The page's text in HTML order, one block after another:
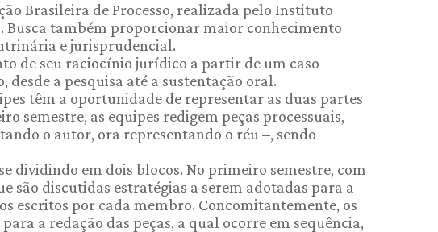
Brasileira de Processo, realizada pelo Instituto
Busca também proporcionar maior conhecimento
e jurisprudencial.
de seu raciocínio jurídico a partir de um caso
a pesquisa até a sustentação oral.
têm a oportunidade de representar as duas partes
semestre, as equipes redigem peças processuais,
o autor, ora representando o réu –, sendo
dividindo em dois blocos. No primeiro semestre, com
são discutidas estratégias a serem adotadas para a
escritos por cada membro. Concomitantemente, os
a redação das peças, a qual ocorre em sequência,